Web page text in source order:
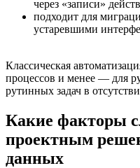
через «записи»
подходит для
устаревшими
Классическая
процессов и менее — для
рутинных задач в
Какие факторы
проектным
данных